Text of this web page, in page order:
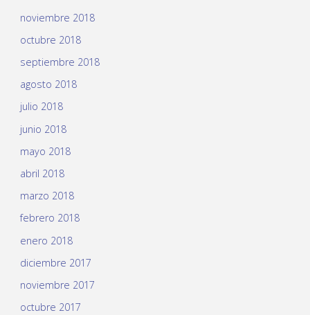
noviembre 2018
octubre 2018
septiembre 2018
agosto 2018
julio 2018
junio 2018
mayo 2018
abril 2018
marzo 2018
febrero 2018
enero 2018
diciembre 2017
noviembre 2017
octubre 2017